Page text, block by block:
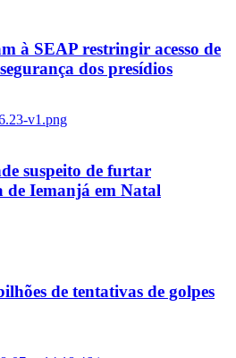
à SEAP restringir acesso de
dos presídios
suspeito de furtar
de Iemanjá em Natal
de tentativas de golpes